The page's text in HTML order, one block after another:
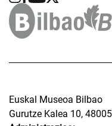
Euskal Museoa Bilbao
Gurutze Kalea 10,